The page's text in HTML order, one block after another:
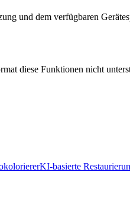
und dem verfügbaren
diese Funktionen nicht
KI-basierte